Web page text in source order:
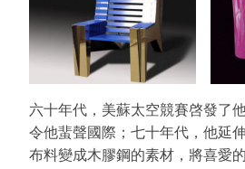
六十年代，美蘇太空競賽啓發了
令他蜚聲國際；七十年代，他延
布料變成木膠鋼的素材，將喜愛